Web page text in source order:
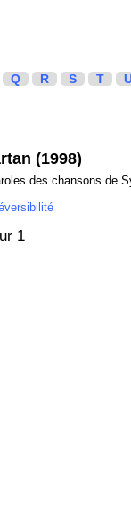
Q R S T
(1998)
des chansons de
1